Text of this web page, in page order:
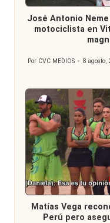
en
José Antonio
motociclista en
Publicado
Por CVC MEDIOS 8 agosto,
Publicada
en
Matías Vega
Perú pero